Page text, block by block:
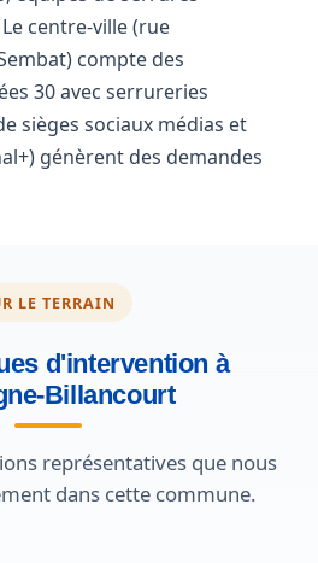
centre-ville (rue
compte des
30 avec serrureries
sièges sociaux médias et
génèrent des demandes
LE TERRAIN
d'intervention à
Billancourt
représentatives que nous
dans cette commune.